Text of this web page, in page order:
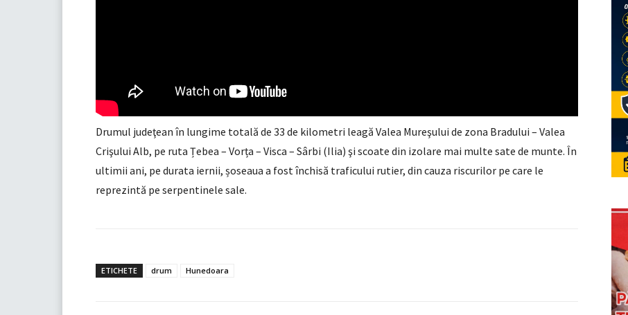
Drumul judeţean în lungime totală de 33 de kilometri leagă Valea Mureşului de zona Bradului – Valea
Crişului Alb, pe ruta Țebea – Vorța – Visca – Sârbi (Ilia) şi scoate din izolare mai multe sate de munte. În
ultimii ani, pe durata iernii, șoseaua a fost închisă traficului rutier, din cauza riscurilor pe care le
reprezintă pe serpentinele sale.
ETICHETE drum Hunedoara